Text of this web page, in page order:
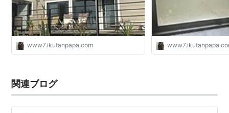
www7.ikutanpapa.com
関連ブログ